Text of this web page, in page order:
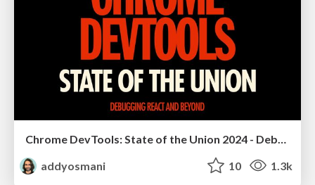
addyosmani
10 1.3k